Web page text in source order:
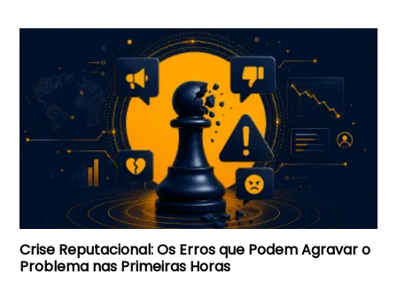
Crise Reputacional: Os Erros que Podem Agravar o
Problema nas Primeiras Horas